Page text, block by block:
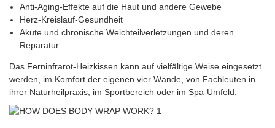
Anti-Aging-Effekte auf die Haut und andere Gewebe
Herz-Kreislauf-Gesundheit
Akute und chronische Weichteilverletzungen und deren
Reparatur
Das Ferninfrarot-Heizkissen kann auf vielfältige Weise eingesetzt
werden, im Komfort der eigenen vier Wände, von Fachleuten in
ihrer Naturheilpraxis, im Sportbereich oder im Spa-Umfeld.